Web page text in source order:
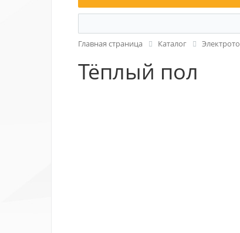
Главная страница Каталог
Тёплый пол